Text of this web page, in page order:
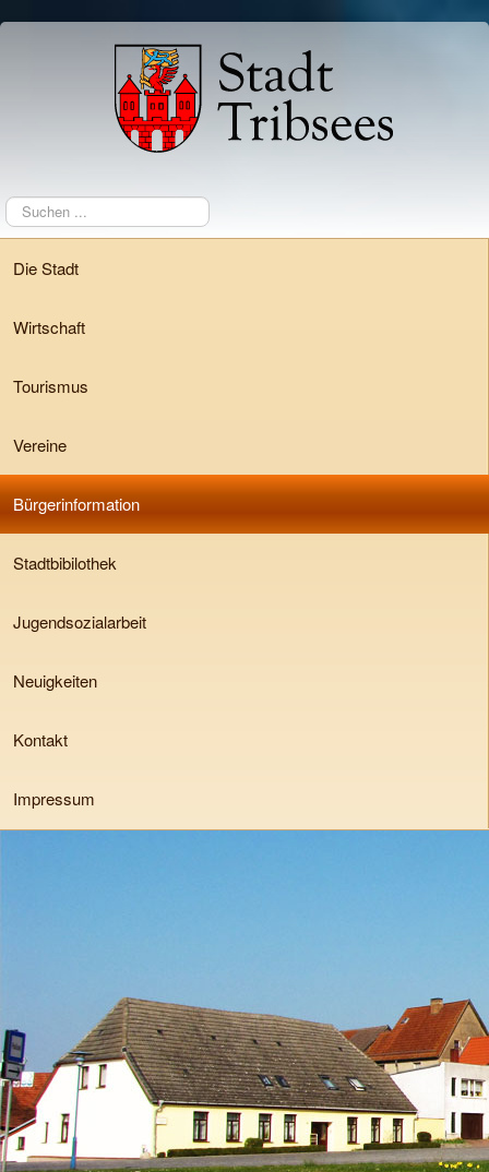
Suchen
...
Die Stadt
Wirtschaft
Tourismus
Vereine
Bürgerinformation
Stadtbibilothek
Jugendsozialarbeit
Neuigkeiten
Kontakt
Impressum